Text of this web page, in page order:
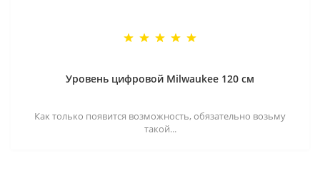
Уровень цифровой Milwaukee 120 см
Как только появится возможность, обязательно возьму
такой...